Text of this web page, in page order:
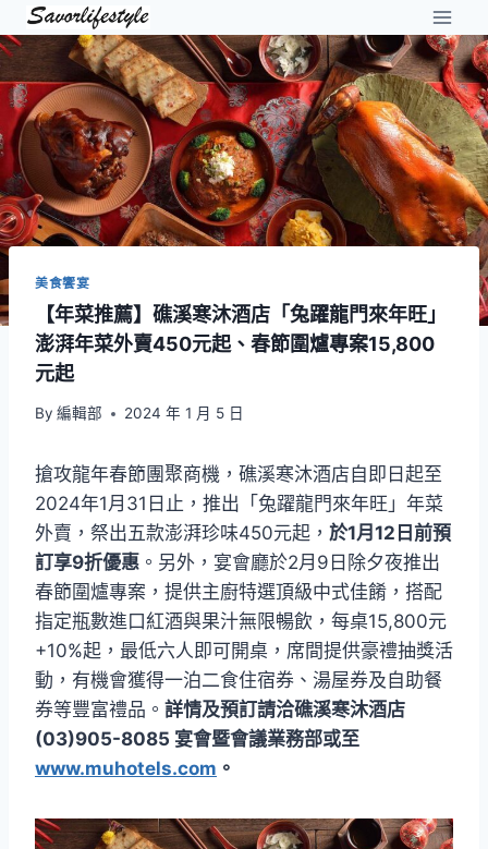
Skip
to
content
美食饗宴
【年菜推薦】礁溪寒沐酒店「兔躍龍門來年旺」
澎湃年菜外賣450元起、春節圍爐專案15,800
元起
By 編輯部 2024 年 1 月 5 日
搶攻龍年春節團聚商機，礁溪寒沐酒店自即日起至
2024年1月31日止，推出「兔躍龍門來年旺」年菜
外賣，祭出五款澎湃珍味450元起， 於1月12日前預
訂享9折優惠 。另外，宴會廳於2月9日除夕夜推出
春節圍爐專案，提供主廚特選頂級中式佳餚，搭配
指定瓶數進口紅酒與果汁無限暢飲，每桌15,800元
+10%起，最低六人即可開桌，席間提供豪禮抽獎活
動，有機會獲得一泊二食住宿券、湯屋券及自助餐
券等豐富禮品。 詳情及預訂請洽礁溪寒沐酒店
(03)905-8085 宴會暨會議業務部或至
www.muhotels.com 。